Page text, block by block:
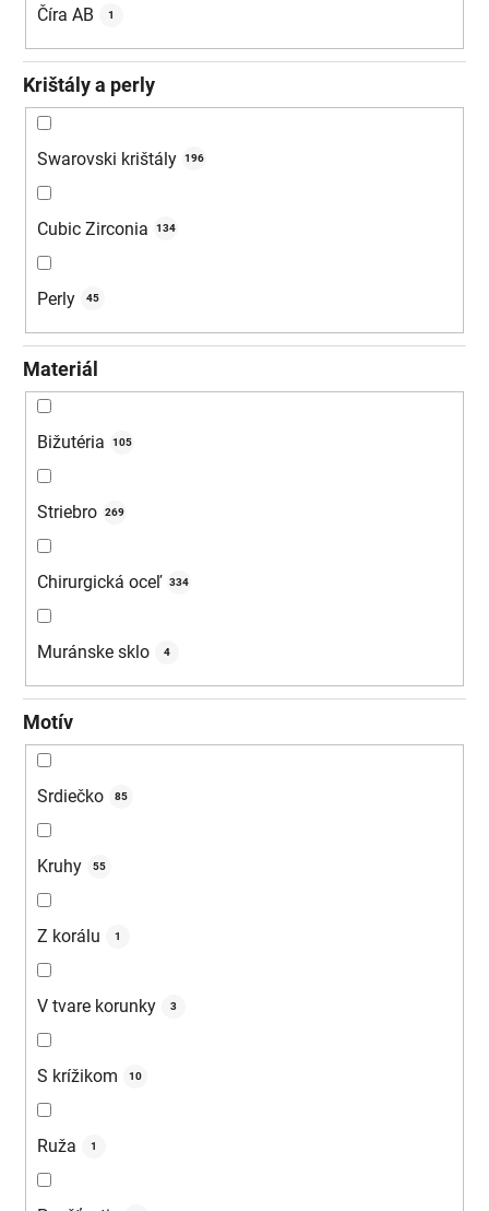
Číra AB 1
Krištály a perly
Swarovski krištály 196
Cubic Zirconia 134
Perly 45
Materiál
Bižutéria 105
Striebro 269
Chirurgická oceľ 334
Muránske sklo 4
Motív
Srdiečko 85
Kruhy 55
Z korálu 1
V tvare korunky 3
S krížikom 10
Ruža 1